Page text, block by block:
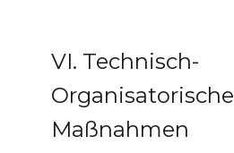
VI. Technisch-
Organisatorische
Maßnahmen